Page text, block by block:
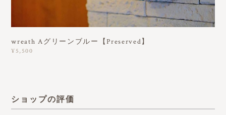
wreath Aグリーンブルー【Preserved】
¥5,500
ショップの評価